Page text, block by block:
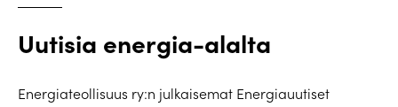
Uutisia energia-alalta
Energiateollisuus ry:n julkaisemat Energiauutiset